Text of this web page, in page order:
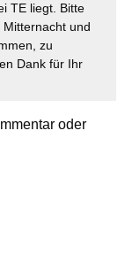
TE liegt. Bitte
und
zu
Dank für Ihr
oder